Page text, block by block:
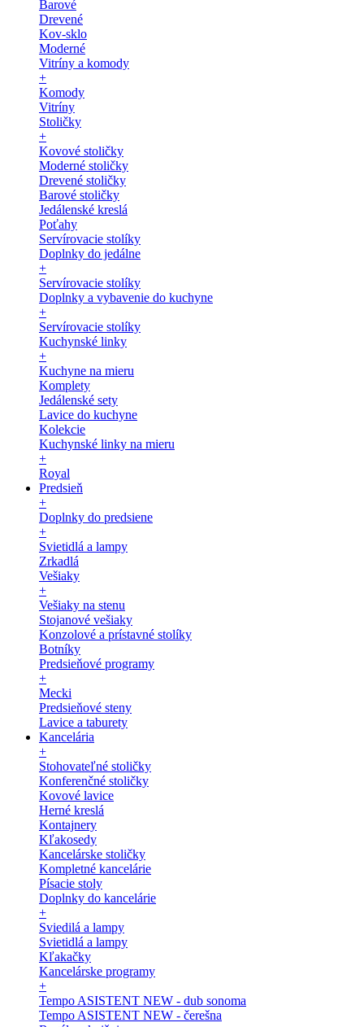
Barové
Drevené
Kov-sklo
Moderné
Vitríny a komody
+
Komody
Vitríny
Stoličky
+
Kovové stoličky
Moderné stoličky
Drevené stoličky
Barové stoličky
Jedálenské kreslá
Poťahy
Servírovacie stolíky
Doplnky do jedálne
+
Servírovacie stolíky
Doplnky a vybavenie do kuchyne
+
Servírovacie stolíky
Kuchynské linky
+
Kuchyne na mieru
Komplety
Jedálenské sety
Lavice do kuchyne
Kolekcie
Kuchynské linky na mieru
+
Royal
Predsieň
+
Doplnky do predsiene
+
Svietidlá a lampy
Zrkadlá
Vešiaky
+
Vešiaky na stenu
Stojanové vešiaky
Konzolové a prístavné stolíky
Botníky
Predsieňové programy
+
Mecki
Predsieňové steny
Lavice a taburety
Kancelária
+
Stohovateľné stoličky
Konferenčné stoličky
Kovové lavice
Herné kreslá
Kontajnery
Kľakosedy
Kancelárske stoličky
Kompletné kancelárie
Písacie stoly
Doplnky do kancelárie
+
Sviedilá a lampy
Svietidlá a lampy
Kľakačky
Kancelárske programy
+
Tempo ASISTENT NEW - dub sonoma
Tempo ASISTENT NEW - čerešna